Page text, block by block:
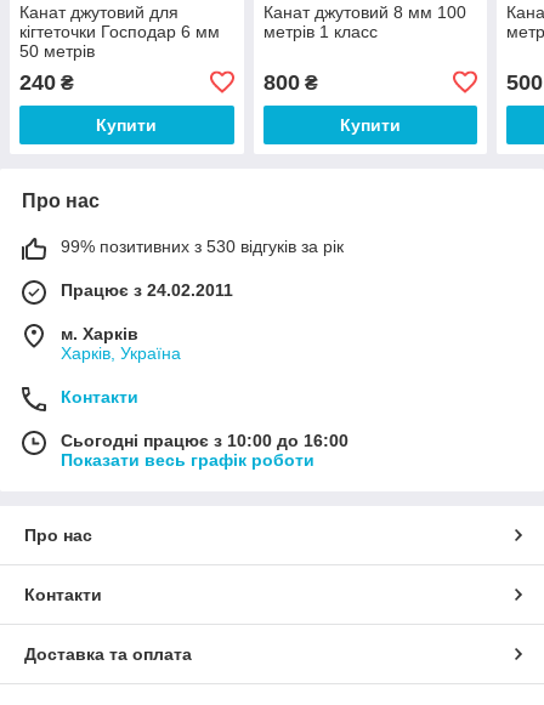
Канат джутовий для
кігтеточки Господар 6 мм
50 метрів
240 ₴
Купити
Канат джутовий 8 мм 100
метрів 1 класс
800₴
Купити
500
Про нас
99% позитивних з 530 відгуків за рік
Працює з 24.02.2011
м. Харків
Харків, Україна
Контакти
Сьогодні працює з 10:00 до 16:00
Показати весь графік роботи
Про нас
Контакти
Доставка та оплата